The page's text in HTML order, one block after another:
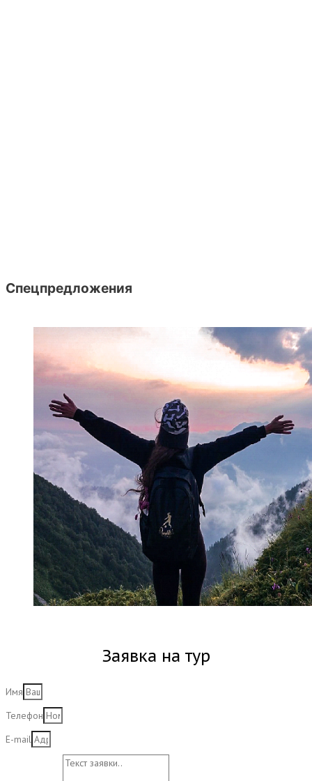
Спецпредложения
Заявка на тур
Имя
Телефон
E-mail